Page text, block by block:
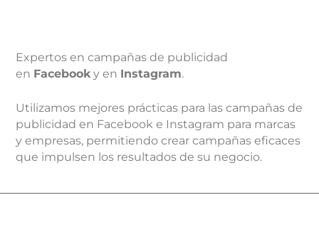
Expertos en campañas de publicidad
en Facebook y en Instagram.
Utilizamos mejores prácticas para las campañas de
publicidad en Facebook e Instagram para marcas
y empresas, permitiendo crear campañas eficaces
que impulsen los resultados de su negocio.